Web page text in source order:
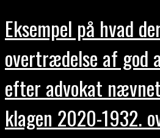
Eksempel på hvad
overtrædelse af god
efter advokat
klagen 2020-1932.